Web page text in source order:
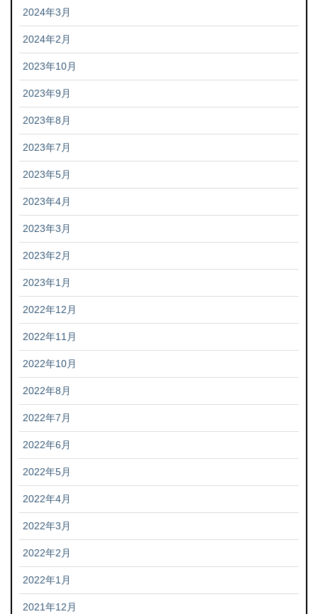
2024年3月
2024年2月
2023年10月
2023年9月
2023年8月
2023年7月
2023年5月
2023年4月
2023年3月
2023年2月
2023年1月
2022年12月
2022年11月
2022年10月
2022年8月
2022年7月
2022年6月
2022年5月
2022年4月
2022年3月
2022年2月
2022年1月
2021年12月